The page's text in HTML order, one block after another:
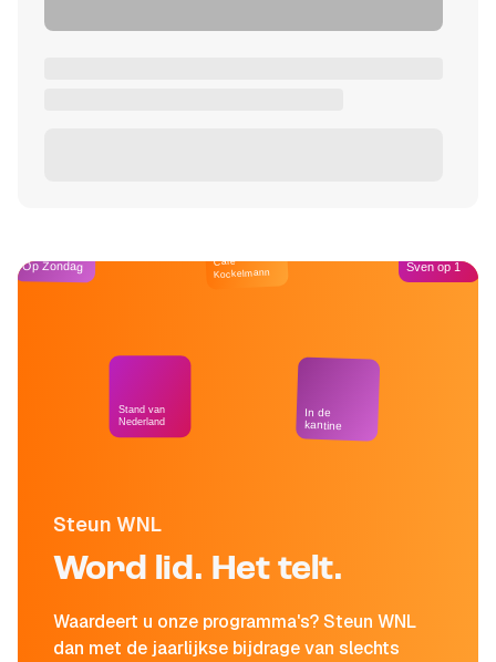
Steun WNL
Word lid. Het telt.
Waardeert u onze programma's? Steun WNL
dan met de jaarlijkse bijdrage van slechts
Op Zondag
Stand van
Nederland
Café
Kockelmann
In de
kantine
Sven op 1